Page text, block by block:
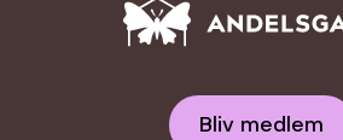
Bliv medlem